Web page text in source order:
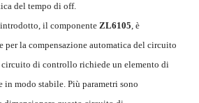
del tempo di off.
il componente ZL6105, è
per la compensazione automatica del circuito
di controllo richiede un elemento di
in modo stabile. Più parametri sono